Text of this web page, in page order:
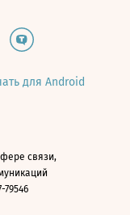
для Android
связи,